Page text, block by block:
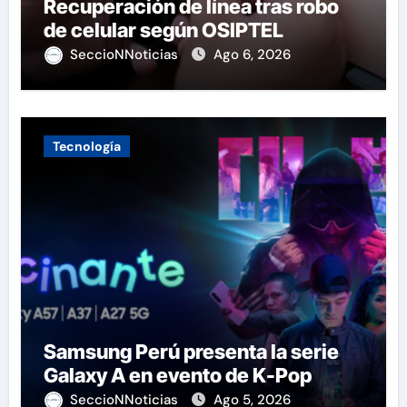
Recuperación de línea tras robo
de celular según OSIPTEL
SeccioNNoticias Ago 6, 2026
Tecnología
Samsung Perú presenta la serie
Galaxy A en evento de K-Pop
SeccioNNoticias Ago 5, 2026